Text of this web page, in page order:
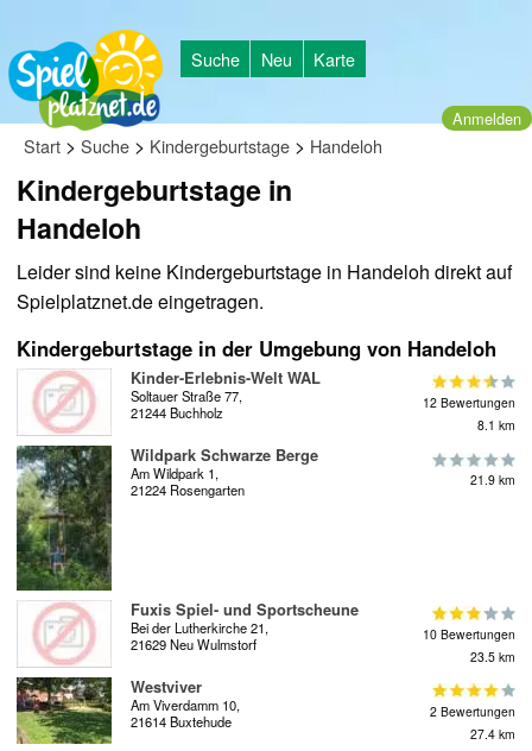
Suche Neu Karte
Anmelden
Start > Suche > Kindergeburtstage > Handeloh
Kindergeburtstage in
Handeloh
Leider sind keine Kindergeburtstage in Handeloh direkt auf
Spielplatznet.de eingetragen.
Kindergeburtstage in der Umgebung von Handeloh
Kinder-Erlebnis-Welt WAL
Soltauer Straße 77,
21244 Buchholz
12 Bewertungen
8.1 km
Wildpark Schwarze Berge
Am Wildpark 1,
21224 Rosengarten
21.9 km
Fuxis Spiel- und Sportscheune
Bei der Lutherkirche 21,
21629 Neu Wulmstorf
10 Bewertungen
23.5 km
Westviver
Am Viverdamm 10,
21614 Buxtehude
2 Bewertungen
27.4 km